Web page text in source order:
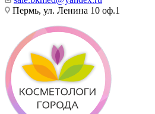
Пермь, ул. Ленина 10 оф.1